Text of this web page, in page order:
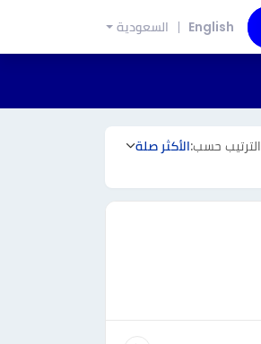
English السعودية
الترتيب حسب:الأكثر صلة